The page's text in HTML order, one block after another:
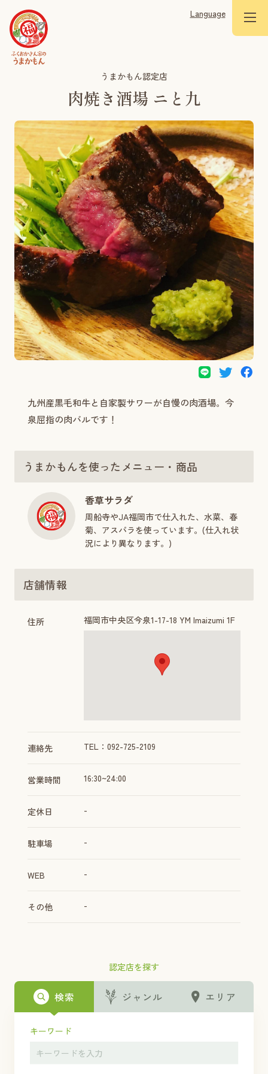
Language
うまかもん認定店
肉焼き酒場 ニと九
認定店を探す
検索 ジャンル エリア
キーワード
九州産黒毛和牛と自家製サワーが自慢の肉酒場。今
泉屈指の肉バルです！
うまかもんを使ったメニュー・商品
香草サラダ
周船寺やJA福岡市で仕入れた、水菜、春
菊、アスパラを使っています。(仕入れ状
況により異なります。)
店舗情報
住所 福岡市中央区今泉1-17-18 YM Imaizumi 1F
連絡先 TEL：092-725-2109
営業時間 16:30~24:00
定休日 -
駐車場 -
WEB -
その他 -